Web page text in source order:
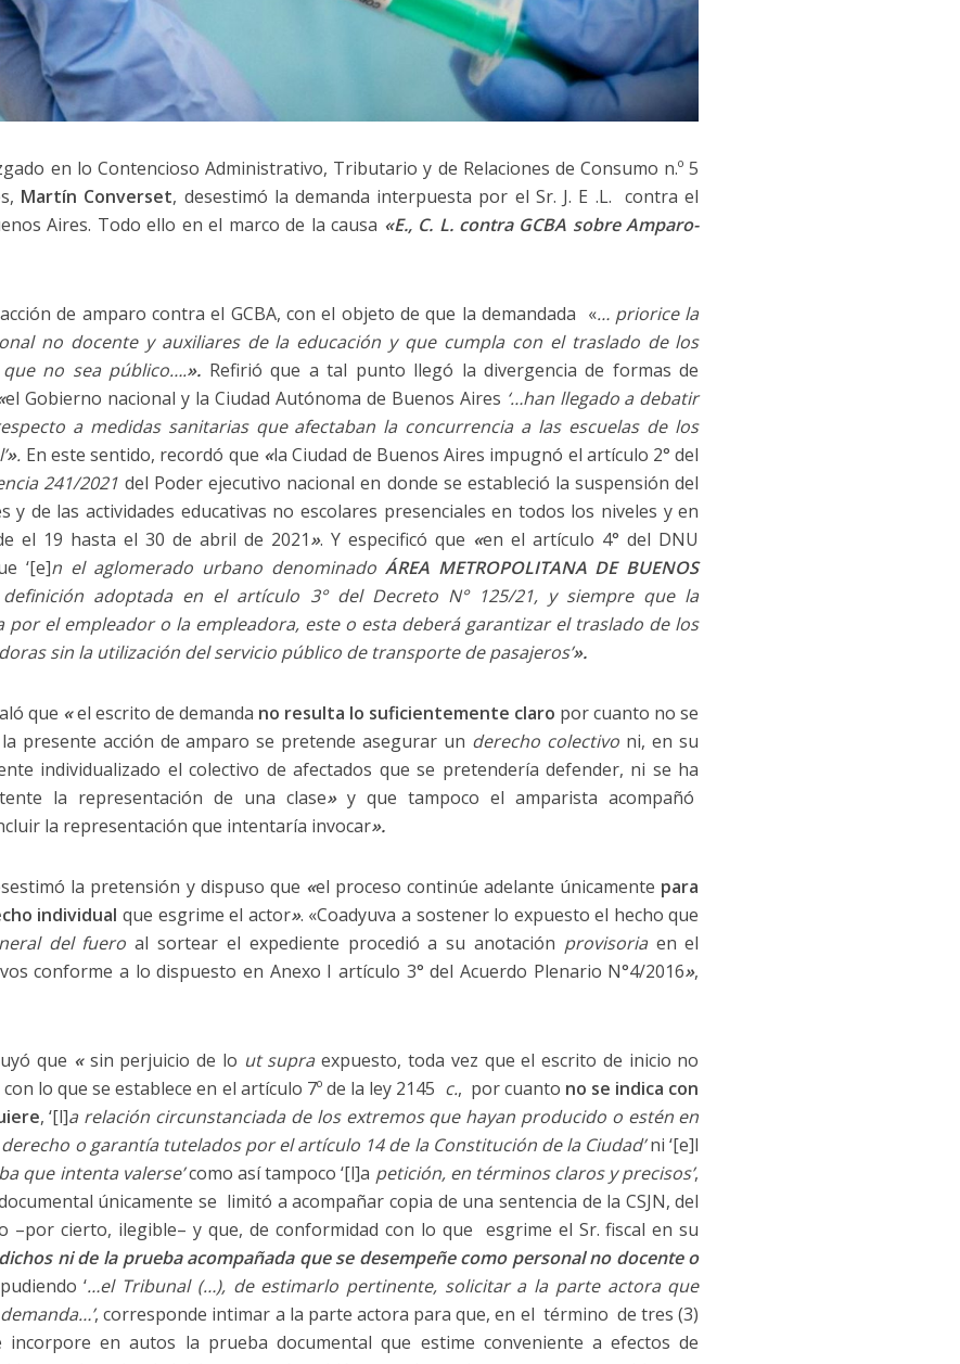
en lo Contencioso Administrativo, Tributario y de Relaciones de Consumo n.º 5
Martín Converset, desestimó la demanda interpuesta por el Sr. J. E .L. contra el
Aires. Todo ello en el marco de la causa «E., C. L. contra GCBA sobre Amparo-
de amparo contra el GCBA, con el objeto de que la demandada «… priorice la
no docente y auxiliares de la educación y que cumpla con el traslado de los
no sea público….». Refirió que a tal punto llegó la divergencia de formas de
el Gobierno nacional y la Ciudad Autónoma de Buenos Aires ‘…han llegado a debatir
a medidas sanitarias que afectaban la concurrencia a las escuelas de los
». En este sentido, recordó que «la Ciudad de Buenos Aires impugnó el artículo 2° del
241/2021 del Poder ejecutivo nacional en donde se estableció la suspensión del
y de las actividades educativas no escolares presenciales en todos los niveles y en
el 19 hasta el 30 de abril de 2021». Y especificó que «en el artículo 4° del DNU
‘[e]n el aglomerado urbano denominadoÁREA METROPOLITANA DE BUENOS
adoptada en el artículo 3° del Decreto N° 125/21, y siempre que la
por el empleador o la empleadora, este o esta deberá garantizar el traslado de los
sin la utilización del servicio público de transporte de pasajeros’».
que «el escrito de demanda no resulta lo suficientemente claro por cuanto no se
presente acción de amparo se pretende asegurar un derecho colectivo ni, en su
individualizado el colectivo de afectados que se pretendería defender, ni se ha
la representación de una clase»y que tampoco el amparista acompañó
la representación que intentaría invocar».
la pretensión y dispuso que «el proceso continúe adelante únicamente para
individual que esgrime el actor». «Coadyuva a sostener lo expuesto el hecho que
del fueroal sortear el expediente procedió a su anotación provisoria en el
conforme a lo dispuesto en Anexo I artículo 3° del Acuerdo Plenario N°4/2016»,
que «sin perjuicio de lo ut supraexpuesto, toda vez que el escrito de inicio no
lo que se establece en el artículo 7º de la ley 2145 c., por cuanto no se indica con
, ‘[l]a relación circunstanciada de los extremos que hayan producido o estén en
o garantía tutelados por el artículo 14 de la Constitución de la Ciudad’ni ‘[e]l
que intenta valerse’como así tampoco ‘[l]a petición, en términos claros y precisos’,
únicamente se limitó a acompañar copia de una sentencia de la CSJN, del
–por cierto, ilegible– y que, de conformidad con lo que esgrime el Sr. fiscal en su
ni de la prueba acompañada que se desempeñe como personal no docente o
‘…el Tribunal (…), de estimarlo pertinente, solicitar a la parte actora que
, corresponde intimar a la parte actora para que, en el término de tres (3)
en autos la prueba documental que estime conveniente a efectos de